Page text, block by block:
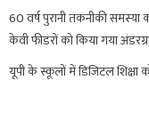
60 वर्ष पुरानी तकनीकी
केवी फीडरों को किया गया
यूपी के स्कूलों में डिजिटल शिक्षा